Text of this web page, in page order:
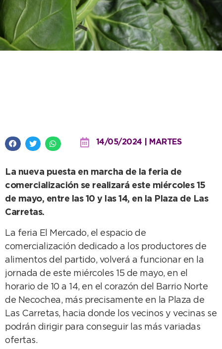
14/05/2024 | MARTES
La nueva puesta en marcha de la feria de
comercialización se realizará este miércoles 15
de mayo, entre las 10 y las 14, en la Plaza de Las
Carretas.
La feria El Mercado, el espacio de
comercialización dedicado a los productores de
alimentos del partido, volverá a funcionar en la
jornada de este miércoles 15 de mayo, en el
horario de 10 a 14, en el corazón del Barrio Norte
de Necochea, más precisamente en la Plaza de
Las Carretas, hacia donde los vecinos y vecinas se
podrán dirigir para conseguir las más variadas
ofertas.